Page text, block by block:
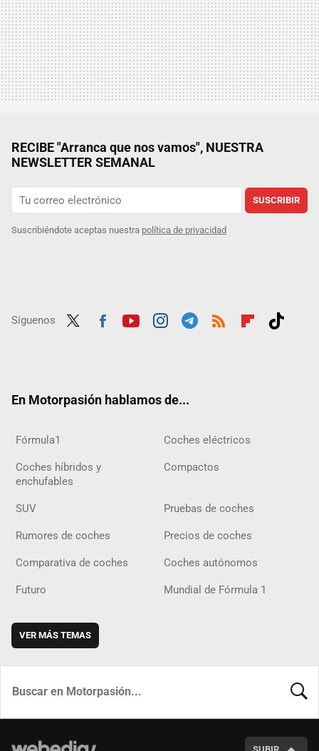
RECIBE "Arranca que nos vamos", NUESTRA
NEWSLETTER SEMANAL
SUSCRIBIR
Suscribiéndote aceptas nuestra política de privacidad
Síguenos
En Motorpasión hablamos de...
Fórmula1 Coches eléctricos
Coches híbridos y
enchufables
Compactos
SUV Pruebas de coches
Rumores de coches Precios de coches
Comparativa de coches Coches autónomos
Futuro Mundial de Fórmula 1
VER MÁS TEMAS